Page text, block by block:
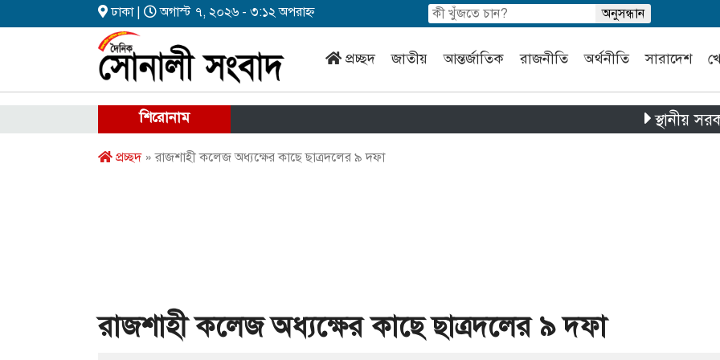
ঢাকা | অগাস্ট ৭, ২০২৬ - ৩:১২ অপরাহ্ন
প্রচ্ছদ জাতীয় আন্তর্জাতিক রাজনীতি অর্থনীতি সারাদেশ
শিরোনাম স্থানীয় সরকার
প্রচ্ছদ» রাজশাহী কলেজ অধ্যক্ষের কাছে ছাত্রদলের ৯ দফা
রাজশাহী কলেজ অধ্যক্ষের কাছে ছাত্রদলের ৯ দফা